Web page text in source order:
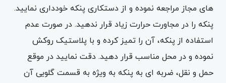
های مجاز مراجعه نموده و از دستکاری پنکه خودداری نمایید.
پنکه را در مجاورت حرارت زیاد قرار ندهید. در صورت عدم
استفاده از پنکه، آن را تمیز کرده و با پلاستیک روکش
نموده و در محل مناسب قرار دهید. دقت نمایید در موقع
حمل و نقل، ضربه ای به پنکه به ویژه به قسمت گلویی آن